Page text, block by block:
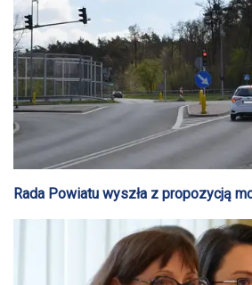
Rada Powiatu wyszła z propozycją
skrzyżowań z dużą obwodnicą